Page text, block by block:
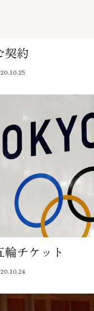
契約
輪チケット